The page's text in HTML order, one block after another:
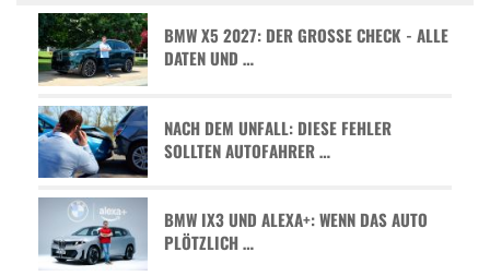
BMW X5 2027: DER GROSSE CHECK - ALLE D
ATEN UND …
NACH DEM UNFALL: DIESE FEHLER
SOLLTEN AUTOFAHRER …
BMW IX3 UND ALEXA+: WENN DAS AUTO
PLÖTZLICH …